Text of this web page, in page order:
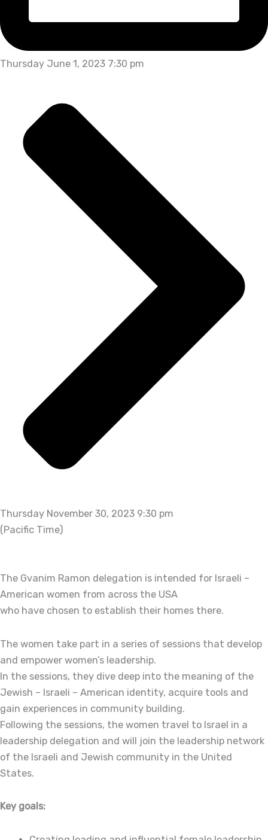
Thursday June 1, 2023 7:30 pm
Thursday November 30, 2023 9:30 pm
(Pacific Time)
The Gvanim Ramon delegation is intended for Israeli –
American women from across the USA
who have chosen to establish their homes there.
The women take part in a series of sessions that develop
and empower women’s leadership.
In the sessions, they dive deep into the meaning of the
Jewish – Israeli – American identity, acquire tools and
gain experiences in community building.
Following the sessions, the women travel to Israel in a
leadership delegation and will join the leadership network
of the Israeli and Jewish community in the United
States.
Key goals: